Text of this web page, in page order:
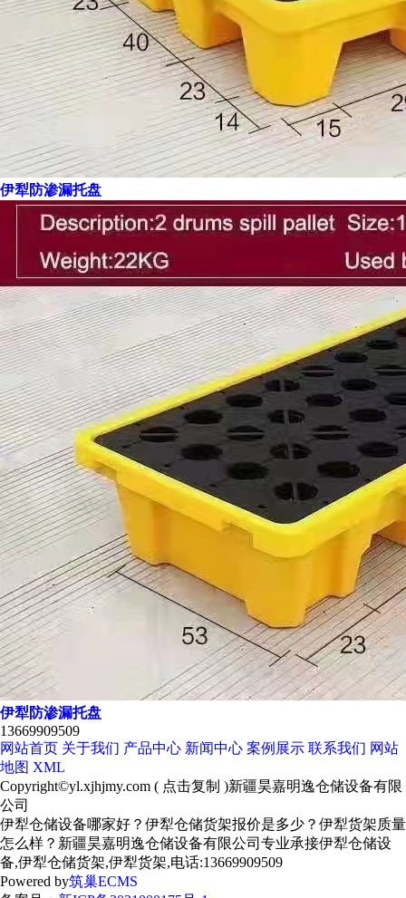
伊犁防渗漏托盘
伊犁防渗漏托盘
13669909509
网站首页 关于我们 产品中心 新闻中心 案例展示 联系我们 网站
地图 XML
Copyright©yl.xjhjmy.com ( 点击复制 )新疆昊嘉明逸仓储设备有限
公司
伊犁仓储设备哪家好？伊犁仓储货架报价是多少？伊犁货架质量
怎么样？新疆昊嘉明逸仓储设备有限公司专业承接伊犁仓储设
备,伊犁仓储货架,伊犁货架,电话:13669909509
Powered by筑巢ECMS